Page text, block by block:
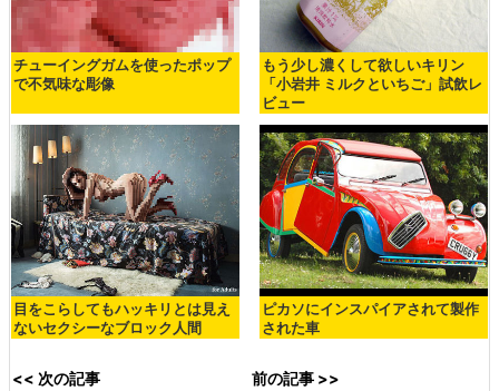
チューイングガムを使ったポップ
で不気味な彫像
もう少し濃くして欲しいキリン
「小岩井 ミルクといちご」試飲レ
ビュー
目をこらしてもハッキリとは見え
ないセクシーなブロック人間
ピカソにインスパイアされて製作
された車
<< 次の記事 前の記事 >>